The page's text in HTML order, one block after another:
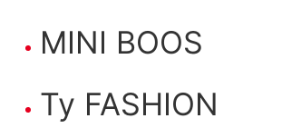
MINI BOOS
Ty FASHION